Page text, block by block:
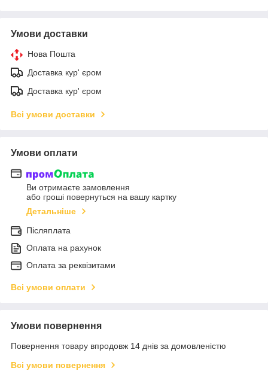
Умови доставки
Нова Пошта
Доставка кур' єром
Доставка кур' єром
Всі умови доставки
Умови оплати
Ви отримаєте замовлення
або гроші повернуться на вашу картку
Детальніше
Післяплата
Оплата на рахунок
Оплата за реквізитами
Всі умови оплати
Умови повернення
Повернення товару впродовж 14 днів за домовленістю
Всі умови повернення